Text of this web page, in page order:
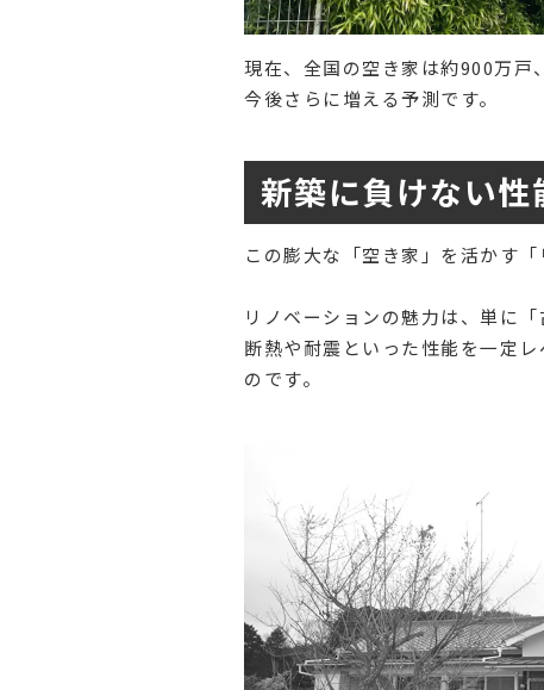
現在、全国の空き家は約900万戸
今後さらに増える予測です。
新築に負けない
この膨大な「空き家」を活かす
リノベーションの魅力は、単に
断熱や耐震といった性能を一定
のです。